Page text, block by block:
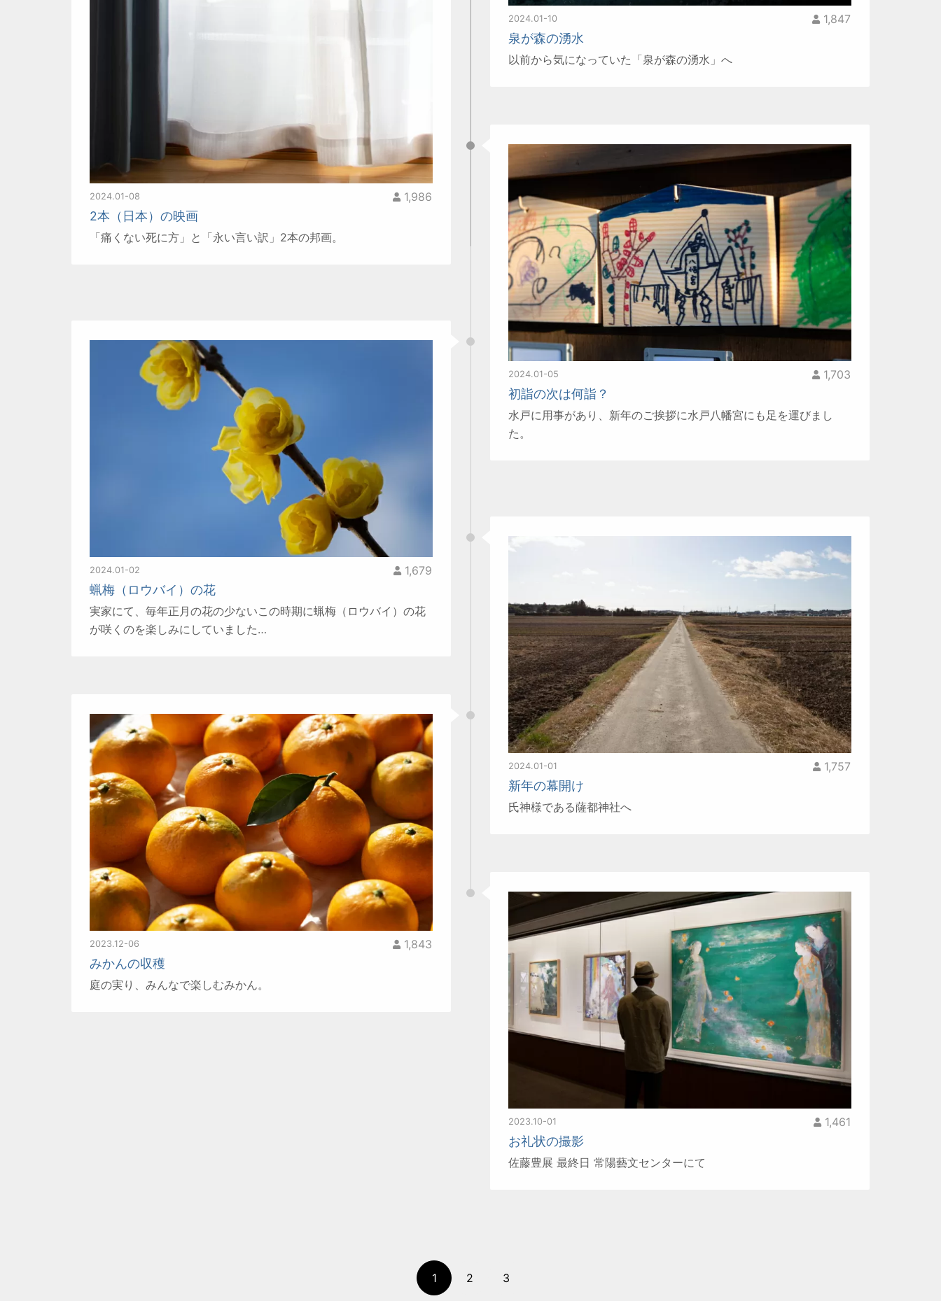
2024.01-10 1,847
泉が森の湧水
以前から気になっていた「泉が森の湧水」へ
2024.01-08 1,986
2本（日本）の映画
「痛くない死に方」と「永い言い訳」2本の邦画。
2024.01-05 1,703
初詣の次は何詣？
水戸に用事があり、新年のご挨拶に水戸八幡宮にも足を運びまし
た。
2024.01-02 1,679
蝋梅（ロウバイ）の花
実家にて、毎年正月の花の少ないこの時期に蝋梅（ロウバイ）の花
が咲くのを楽しみにしていました…
2024.01-01 1,757
新年の幕開け
氏神様である薩都神社へ
2023.12-06 1,843
みかんの収穫
庭の実り、みんなで楽しむみかん。
2023.10-01 1,461
お礼状の撮影
佐藤豊展 最終日 常陽藝文センターにて
1 2 3